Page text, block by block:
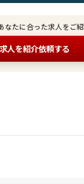
なたに合った求人をご
人を紹介依頼する